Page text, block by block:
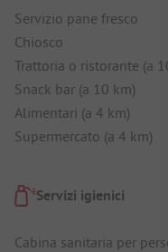
Servizio pane fresco
Chiosco
Trattoria o ristorante (a
Snack bar (a 10 km)
Alimentari (a 4 km)
Supermercato (a 4 km)
Servizi igienici
Cabina sanitaria per